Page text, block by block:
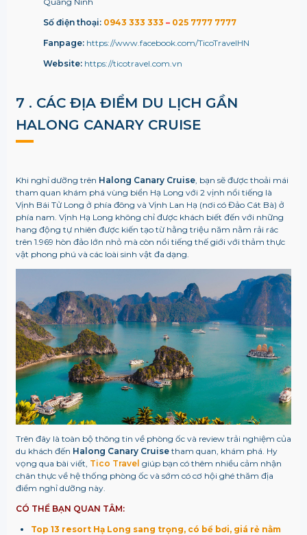
Số điện thoại: 0943 333 333 – 025 7777 7777
Fanpage: https://www.facebook.com/TicoTravelHN
Website: https://ticotravel.com.vn
7 . CÁC ĐỊA ĐIỂM DU LỊCH GẦN
HALONG CANARY CRUISE
Khi nghỉ dưỡng trên Halong Canary Cruise, bạn sẽ được thoải mái
tham quan khám phá vùng biển Hạ Long với 2 vịnh nổi tiếng là
Vịnh Bái Tử Long ở phía đông và Vịnh Lan Hạ (nơi có Đảo Cát Bà) ở
phía nam. Vịnh Hạ Long không chỉ được khách biết đến với những
hang động tự nhiên được kiến tạo từ hằng triệu năm nằm rải rác
trên 1.969 hòn đảo lớn nhỏ mà còn nổi tiếng thế giới với thảm thực
vật phong phú và các loài sinh vật đa dạng.
Trên đây là toàn bộ thông tin về phòng ốc và review trải nghiệm của
du khách đến Halong Canary Cruise tham quan, khám phá. Hy
vọng qua bài viết, Tico Travel giúp bạn có thêm nhiều cảm nhận
chân thực về hệ thống phòng ốc và sớm có cơ hội ghé thăm địa
điểm nghỉ dưỡng này.
CÓ THỂ BẠN QUAN TÂM:
Top 13 resort Hạ Long sang trọng, có bể bơi, giá rẻ nằm